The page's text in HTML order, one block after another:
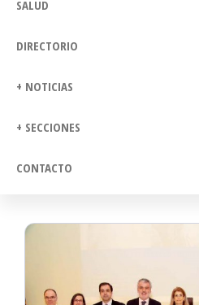
SALUD
DIRECTORIO
+ NOTICIAS
+ SECCIONES
CONTACTO